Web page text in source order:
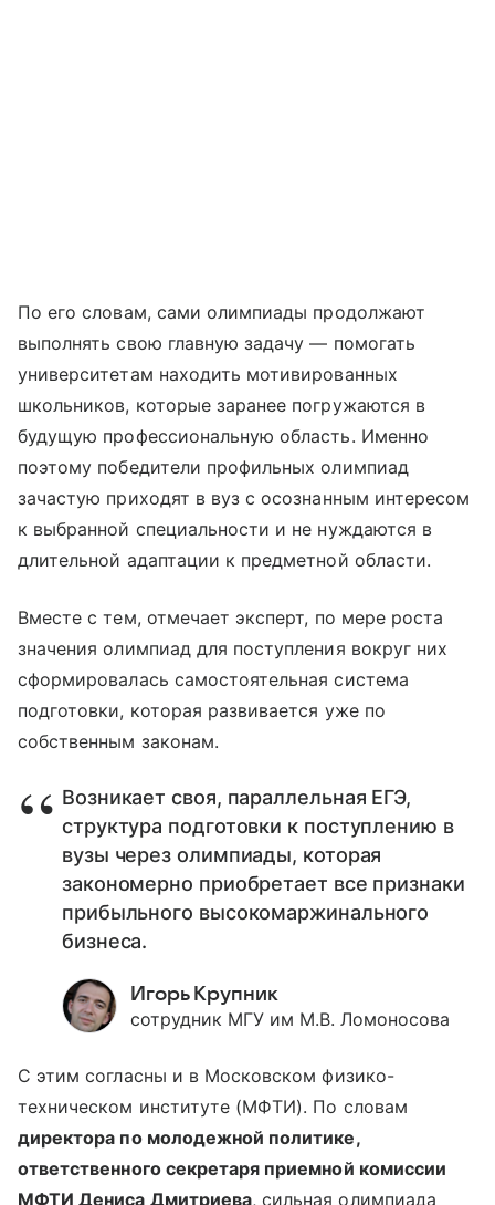
По его словам, сами олимпиады продолжают
выполнять свою главную задачу — помогать
университетам находить мотивированных
школьников, которые заранее погружаются в
будущую профессиональную область. Именно
поэтому победители профильных олимпиад
зачастую приходят в вуз с осознанным интересом
к выбранной специальности и не нуждаются в
длительной адаптации к предметной области.
Вместе с тем, отмечает эксперт, по мере роста
значения олимпиад для поступления вокруг них
сформировалась самостоятельная система
подготовки, которая развивается уже по
собственным законам.
Возникает своя, параллельная ЕГЭ,
структура подготовки к поступлению в
вузы через олимпиады, которая
закономерно приобретает все признаки
прибыльного высокомаржинального
бизнеса.
Игорь Крупник
сотрудник МГУ им М.В. Ломоносова
С этим согласны и в Московском физико-
техническом институте (МФТИ). По словам
директора по молодежной политике,
ответственного секретаря приемной комиссии
МФТИ Дениса Дмитриева, сильная олимпиада